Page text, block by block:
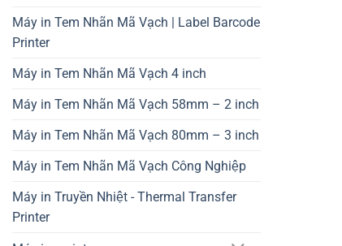
Máy in Tem Nhãn Mã Vạch | Label Barcode
Printer
Máy in Tem Nhãn Mã Vạch 4 inch
Máy in Tem Nhãn Mã Vạch 58mm – 2 inch
Máy in Tem Nhãn Mã Vạch 80mm – 3 inch
Máy in Tem Nhãn Mã Vạch Công Nghiệp
Máy in Truyền Nhiệt - Thermal Transfer
Printer